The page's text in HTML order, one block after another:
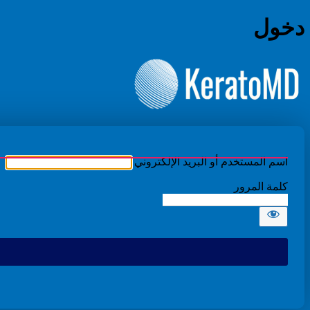
دخول
اسم المستخدم أو البريد الإلكتروني
كلمة المرور